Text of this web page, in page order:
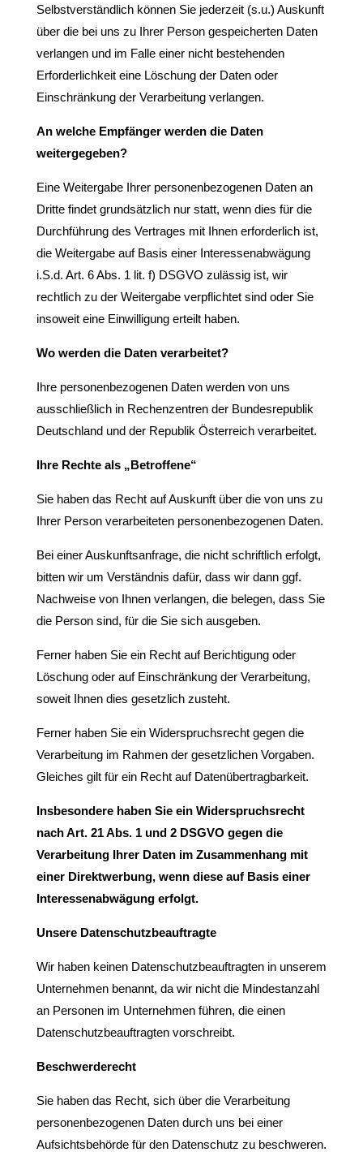
Selbstverständlich können Sie jederzeit (s.u.) Auskunft
über die bei uns zu Ihrer Person gespeicherten Daten
verlangen und im Falle einer nicht bestehenden
Erforderlichkeit eine Löschung der Daten oder
Einschränkung der Verarbeitung verlangen.
An welche Empfänger werden die Daten
weitergegeben?
Eine Weitergabe Ihrer personenbezogenen Daten an
Dritte findet grundsätzlich nur statt, wenn dies für die
Durchführung des Vertrages mit Ihnen erforderlich ist,
die Weitergabe auf Basis einer Interessenabwägung
i.S.d. Art. 6 Abs. 1 lit. f) DSGVO zulässig ist, wir
rechtlich zu der Weitergabe verpflichtet sind oder Sie
insoweit eine Einwilligung erteilt haben.
Wo werden die Daten verarbeitet?
Ihre personenbezogenen Daten werden von uns
ausschließlich in Rechenzentren der Bundesrepublik
Deutschland und der Republik Österreich verarbeitet.
Ihre Rechte als „Betroffene“
Sie haben das Recht auf Auskunft über die von uns zu
Ihrer Person verarbeiteten personenbezogenen Daten.
Bei einer Auskunftsanfrage, die nicht schriftlich erfolgt,
bitten wir um Verständnis dafür, dass wir dann ggf.
Nachweise von Ihnen verlangen, die belegen, dass Sie
die Person sind, für die Sie sich ausgeben.
Ferner haben Sie ein Recht auf Berichtigung oder
Löschung oder auf Einschränkung der Verarbeitung,
soweit Ihnen dies gesetzlich zusteht.
Ferner haben Sie ein Widerspruchsrecht gegen die
Verarbeitung im Rahmen der gesetzlichen Vorgaben.
Gleiches gilt für ein Recht auf Datenübertragbarkeit.
Insbesondere haben Sie ein Widerspruchsrecht
nach Art. 21 Abs. 1 und 2 DSGVO gegen die
Verarbeitung Ihrer Daten im Zusammenhang mit
einer Direktwerbung, wenn diese auf Basis einer
Interessenabwägung erfolgt.
Unsere Datenschutzbeauftragte
Wir haben keinen Datenschutzbeauftragten in unserem
Unternehmen benannt, da wir nicht die Mindestanzahl
an Personen im Unternehmen führen, die einen
Datenschutzbeauftragten vorschreibt.
Beschwerderecht
Sie haben das Recht, sich über die Verarbeitung
personenbezogenen Daten durch uns bei einer
Aufsichtsbehörde für den Datenschutz zu beschweren.